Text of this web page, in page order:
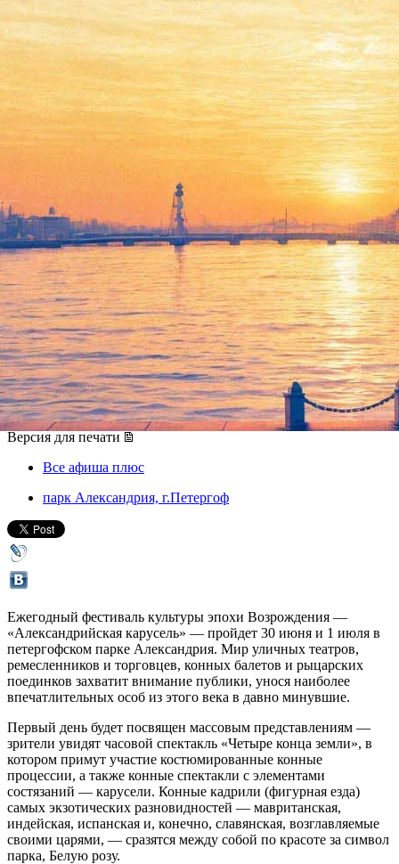
В парке Александрия
сойдутся мавританская и
индейская конные кадрили
30 июня 2018, суббота,13.00-01 июля 2018, воскресенье
Версия для печати
Все афиша плюс
парк Александрия, г.Петергоф
Ежегодный фестиваль культуры эпохи Возрождения —
«Александрийская карусель» — пройдет 30 июня и 1 июля в
петергофском парке Александрия. Мир уличных театров,
ремесленников и торговцев, конных балетов и рыцарских
поединков захватит внимание публики, унося наиболее
впечатлительных особ из этого века в давно минувшие.
Первый день будет посвящен массовым представлениям —
зрители увидят часовой спектакль «Четыре конца земли», в
котором примут участие костюмированные конные
процессии, а также конные спектакли с элементами
состязаний — карусели. Конные кадрили (фигурная езда)
самых экзотических разновидностей — мавританская,
индейская, испанская и, конечно, славянская, возглавляемые
своими царями, — сразятся между собой по красоте за символ
парка, Белую розу.